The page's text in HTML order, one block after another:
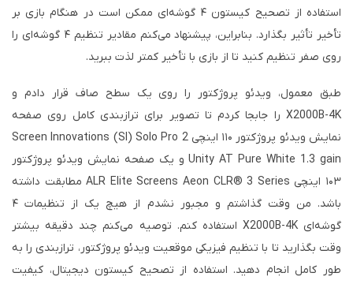
استفاده از تصحیح کیستون ۴ گوشه‌ای ممکن است در هنگام بازی بر
تأخیر تأثیر بگذارد. بنابراین، پیشنهاد می‌کنم مقادیر تنظیم ۴ گوشه‌ای را
روی صفر تنظیم کنید تا از بازی با تأخیر کمتر لذت ببرید.
طبق معمول، ویدئو پروژکتور را روی یک سطح صاف قرار دادم و
X2000B-4K را جابجا کردم تا تصویر برای ترازبندی کامل روی صفحه
نمایش ویدئو پروژکتور ۱۱۰ اینچی Screen Innovations (SI) Solo Pro 2
Unity AT Pure White 1.3 gain و یک صفحه نمایش ویدئو پروژکتور
۱۰۳ اینچی ALR Elite Screens Aeon CLR® 3 Series مطابقت داشته
باشد. من وقت گذاشتم و مجبور نشدم از هیچ یک از تنظیمات ۴
گوشه‌ای X2000B-4K استفاده کنم. توصیه می‌کنم چند دقیقه بیشتر
وقت بگذارید تا با تنظیم فیزیکی موقعیت ویدئو پروژکتور، ترازبندی را به
طور کامل انجام دهید. استفاده از تصحیح کیستون دیجیتال، کیفیت